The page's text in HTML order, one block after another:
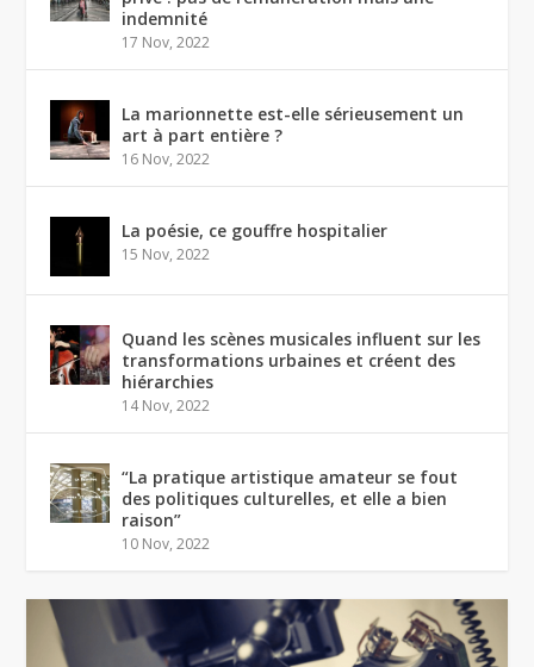
indemnité
17 Nov, 2022
La marionnette est-elle sérieusement un
art à part entière ?
16 Nov, 2022
La poésie, ce gouffre hospitalier
15 Nov, 2022
Quand les scènes musicales influent sur les
transformations urbaines et créent des
hiérarchies
14 Nov, 2022
“La pratique artistique amateur se fout
des politiques culturelles, et elle a bien
raison”
10 Nov, 2022